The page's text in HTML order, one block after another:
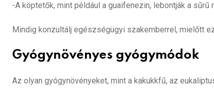
-A köptetők, mint például a guaifenezin, lebontják a sűrű
Mindig konzultálj egészségügyi szakemberrel, mielőtt
Gyógynövényes gyógymódok
Az olyan gyógynövényeket, mint a kakukkfű, az